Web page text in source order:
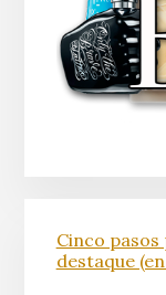
Cinco
destaque